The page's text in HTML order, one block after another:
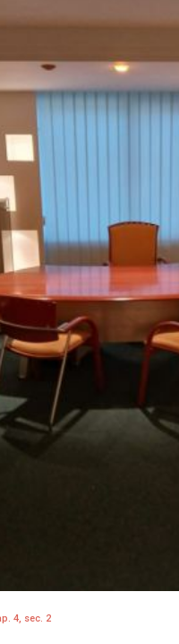
4, sec. 2